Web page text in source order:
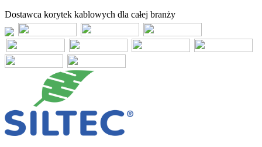
Dostawca korytek kablowych dla całej branży